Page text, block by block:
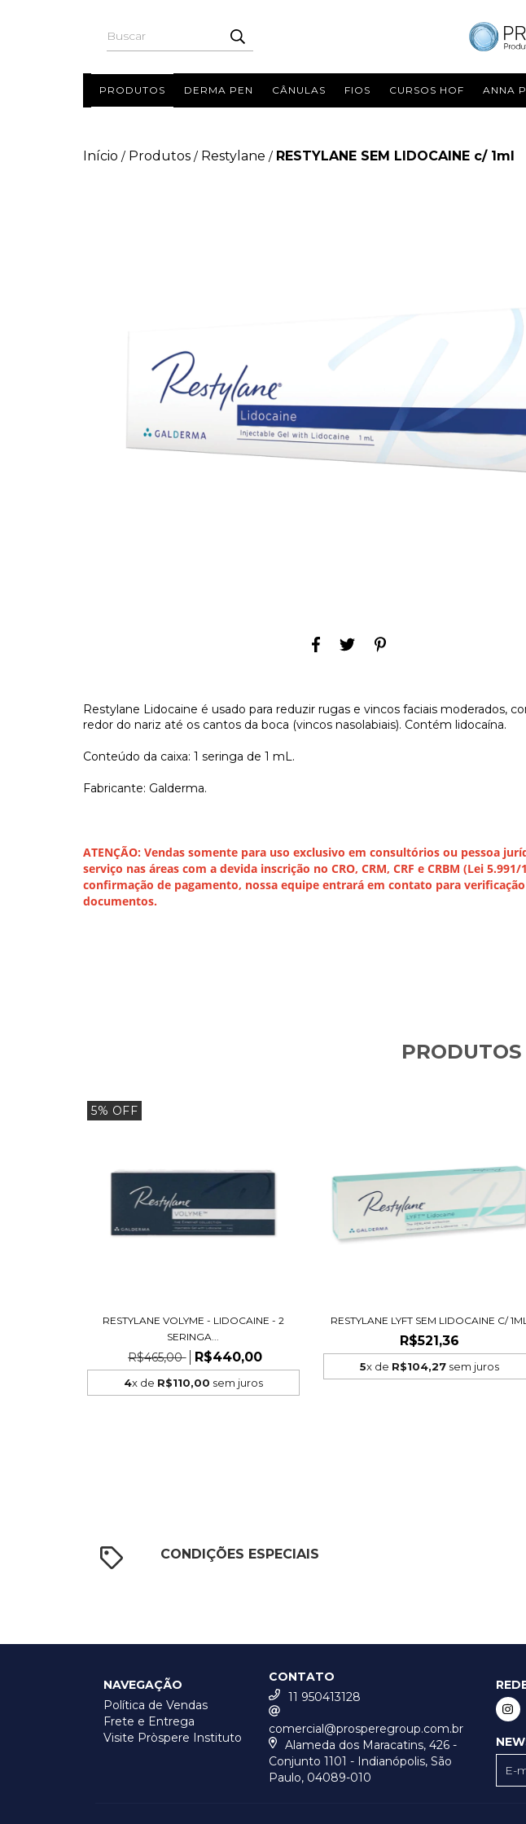
PRODUTOS DERMA PEN CÂNULAS FIOS CURSOS HOF ANNA
Início / Produtos / Restylane / RESTYLANE SEM LIDOCAINE c/ 1ml
Restylane Lidocaine é usado para reduzir rugas e vincos faciais moderados,
redor do nariz até os cantos da boca (vincos nasolabiais). Contém lidocaína.
Conteúdo da caixa: 1 seringa de 1 mL.
Fabricante: Galderma.
ATENÇÃO: Vendas somente para uso exclusivo em consultórios ou pessoa
serviço nas áreas com a devida inscrição no CRO, CRM, CRF e CRBM (Lei 5.991/
confirmação de pagamento, nossa equipe entrará em contato para
documentos.
5% OFF
RESTYLANE VOLYME - LIDOCAINE - 2
SERINGA...
R$465,00 R$440,00
4x de R$110,00 sem juros
RESTYLANE LYFT SEM LIDOCAINE C/
R$521,36
5x de R$104,27sem juros
CONDIÇÕES ESPECIAIS
NAVEGAÇÃO
Política de Vendas
Frete e Entrega
Visite Pròspere Instituto
CONTATO
11 950413128
comercial@prosperegroup.com.br
Alameda dos Maracatins, 426 -
Conjunto 1101 - Indianópolis, São
Paulo, 04089-010